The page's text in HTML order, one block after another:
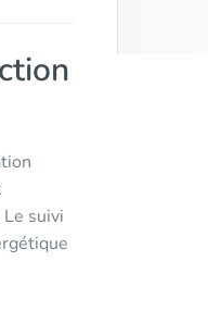
Le suivi